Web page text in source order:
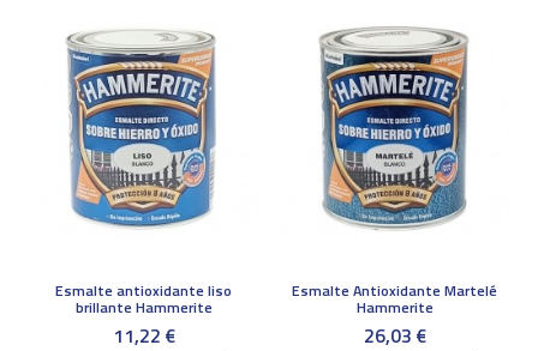
Esmalte antioxidante liso
brillante Hammerite
11,22 €
Esmalte Antioxidante Martelé
Hammerite
26,03 €